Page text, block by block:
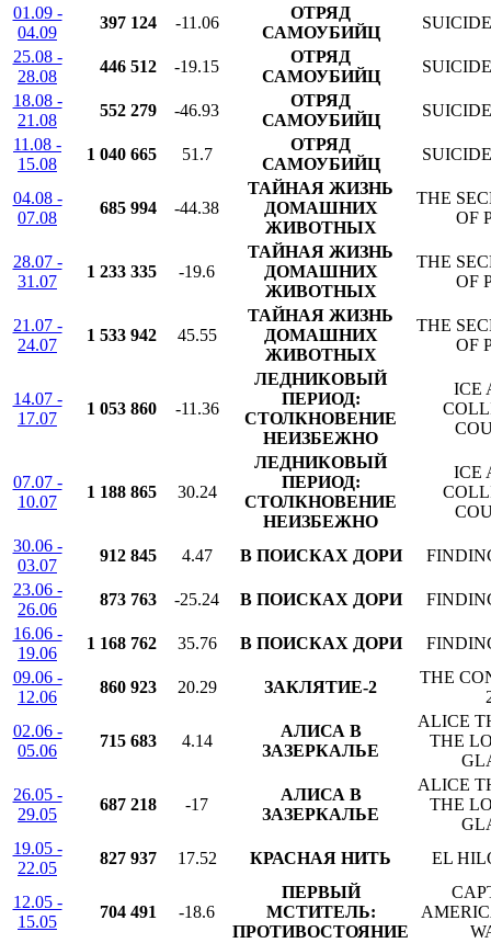
01.09 -
04.09
397 124 -11.06
ОТРЯД
САМОУБИЙЦ
25.08 -
28.08
446 512 -19.15
ОТРЯД
САМОУБИЙЦ
18.08 -
21.08
552 279 -46.93
ОТРЯД
САМОУБИЙЦ
11.08 -
15.08
1 040 665 51.7
ОТРЯД
САМОУБИЙЦ
04.08 -
07.08
685 994 -44.38
ТАЙНАЯ ЖИЗНЬ
ДОМАШНИХ
ЖИВОТНЫХ
THE
OF
28.07 -
31.07
1 233 335 -19.6
ТАЙНАЯ ЖИЗНЬ
ДОМАШНИХ
ЖИВОТНЫХ
THE
OF
21.07 -
24.07
1 533 942 45.55
ТАЙНАЯ ЖИЗНЬ
ДОМАШНИХ
ЖИВОТНЫХ
THE
OF
14.07 -
17.07
1 053 860 -11.36
ЛЕДНИКОВЫЙ
ПЕРИОД:
СТОЛКНОВЕНИЕ
НЕИЗБЕЖНО
ICE
07.07 -
10.07
1 188 865 30.24
ЛЕДНИКОВЫЙ
ПЕРИОД:
СТОЛКНОВЕНИЕ
НЕИЗБЕЖНО
ICE
30.06 -
03.07
912 845 4.47 В ПОИСКАХ ДОРИ
23.06 -
26.06
873 763 -25.24 В ПОИСКАХ ДОРИ
16.06 -
19.06
1 168 762 35.76 В ПОИСКАХ ДОРИ
09.06 -
12.06
860 923 20.29 ЗАКЛЯТИЕ-2
THE
02.06 -
05.06
715 683 4.14
АЛИСА В
ЗАЗЕРКАЛЬЕ
ALICE
THE
26.05 -
29.05
687 218 -17
АЛИСА В
ЗАЗЕРКАЛЬЕ
ALICE
THE
19.05 -
22.05
827 937 17.52 КРАСНАЯ НИТЬ EL
12.05 -
15.05
704 491 -18.6
ПЕРВЫЙ
МСТИТЕЛЬ:
ПРОТИВОСТОЯНИЕ